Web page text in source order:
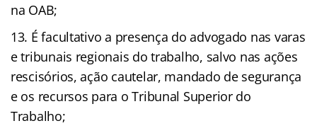
na OAB;
É facultativo a presença do advogado nas varas
e tribunais regionais do trabalho, salvo nas ações
rescisórios, ação cautelar, mandado de segurança
e os recursos para o Tribunal Superior do
Trabalho;